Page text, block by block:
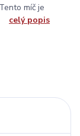
míč je
celý popis